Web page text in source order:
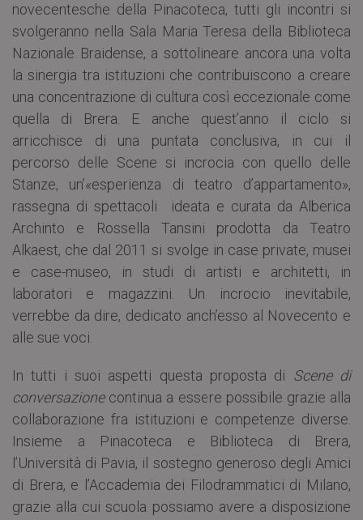
novecentesche della Pinacoteca, tutti gli incontri si
svolgeranno nella Sala Maria Teresa della Biblioteca
Nazionale Braidense, a sottolineare ancora una volta
la sinergia tra istituzioni che contribuiscono a creare
una concentrazione di cultura così eccezionale come
quella di Brera. E anche quest’anno il ciclo si
arricchisce di una puntata conclusiva, in cui il
percorso delle Scene si incrocia con quello delle
Stanze, un’«esperienza di teatro d’appartamento»,
rassegna di spettacoli ideata e curata da Alberica
Archinto e Rossella Tansini prodotta da Teatro
Alkaest, che dal 2011 si svolge in case private, musei
e case-museo, in studi di artisti e architetti, in
laboratori e magazzini. Un incrocio inevitabile,
verrebbe da dire, dedicato anch’esso al Novecento e
alle sue voci.
In tutti i suoi aspetti questa proposta di Scene di
conversazionecontinua a essere possibile grazie alla
collaborazione fra istituzioni e competenze diverse.
Insieme a Pinacoteca e Biblioteca di Brera,
l’Università di Pavia, il sostegno generoso degli Amici
di Brera, e l’Accademia dei Filodrammatici di Milano,
grazie alla cui scuola possiamo avere a disposizione